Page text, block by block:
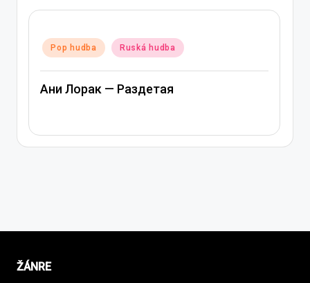
Posted
in
Pop hudba Ruská hudba
Ани Лорак — Лабиринт
ŽÁNRE